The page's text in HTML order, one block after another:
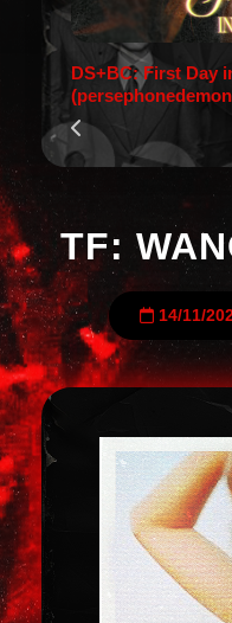
DS+BC: First Day
TF:
14/11/